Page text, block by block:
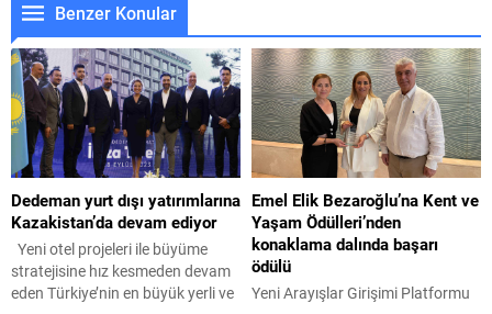
Benzer Konular
Dedeman yurt dışı yatırımlarına
Kazakistan’da devam ediyor
Yeni otel projeleri ile büyüme
stratejisine hız kesmeden devam
eden Türkiye’nin en büyük yerli ve
Emel Elik Bezaroğlu’na Kent ve
Yaşam Ödülleri’nden
konaklama dalında başarı
ödülü
Yeni Arayışlar Girişimi Platformu